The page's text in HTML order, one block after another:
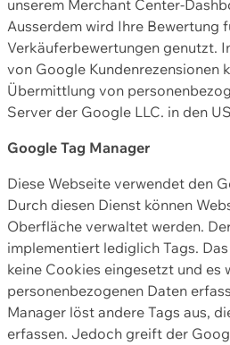
unserem Merchant Center-
Ausserdem wird Ihre Bewertung
Verkäuferbewertungen genutzt.
von Google Kundenrezensionen
Übermittlung von
Server der Google LLC. in den
Google Tag Manager
Diese Webseite verwendet den
Durch diesen Dienst können
Oberfläche verwaltet werden.
implementiert lediglich Tags.
keine Cookies eingesetzt und es
personenbezogenen Daten
Manager löst andere Tags aus,
erfassen. Jedoch greift der